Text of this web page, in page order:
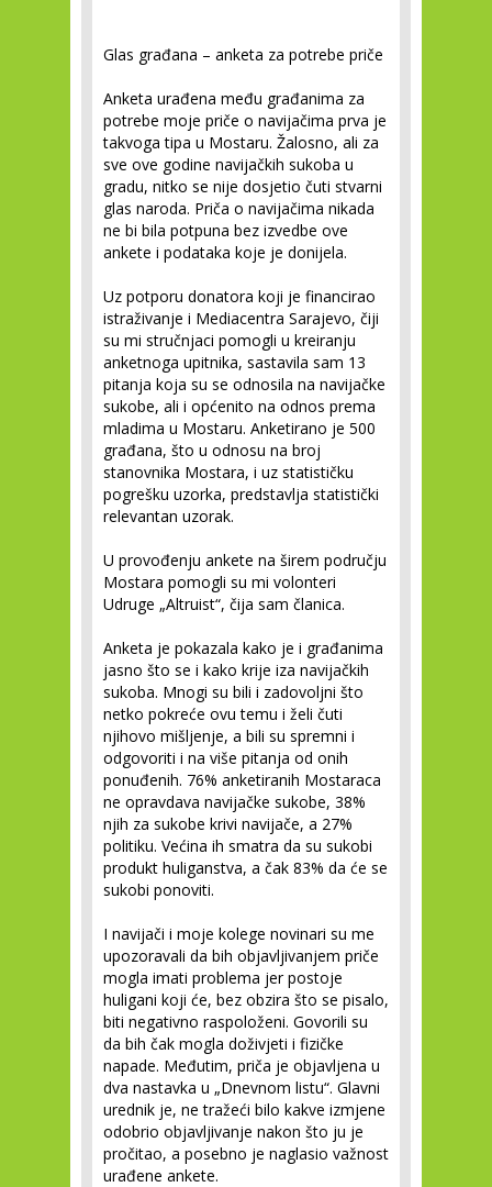
Glas građana – anketa za potrebe priče
Anketa urađena među građanima za
potrebe moje priče o navijačima prva je
takvoga tipa u Mostaru. Žalosno, ali za
sve ove godine navijačkih sukoba u
gradu, nitko se nije dosjetio čuti stvarni
glas naroda. Priča o navijačima nikada
ne bi bila potpuna bez izvedbe ove
ankete i podataka koje je donijela.
Uz potporu donatora koji je financirao
istraživanje i Mediacentra Sarajevo, čiji
su mi stručnjaci pomogli u kreiranju
anketnoga upitnika, sastavila sam 13
pitanja koja su se odnosila na navijačke
sukobe, ali i općenito na odnos prema
mladima u Mostaru. Anketirano je 500
građana, što u odnosu na broj
stanovnika Mostara, i uz statističku
pogrešku uzorka, predstavlja statistički
relevantan uzorak.
U provođenju ankete na širem području
Mostara pomogli su mi volonteri
Udruge „Altruist“, čija sam članica.
Anketa je pokazala kako je i građanima
jasno što se i kako krije iza navijačkih
sukoba. Mnogi su bili i zadovoljni što
netko pokreće ovu temu i želi čuti
njihovo mišljenje, a bili su spremni i
odgovoriti i na više pitanja od onih
ponuđenih. 76% anketiranih Mostaraca
ne opravdava navijačke sukobe, 38%
njih za sukobe krivi navijače, a 27%
politiku. Većina ih smatra da su sukobi
produkt huliganstva, a čak 83% da će se
sukobi ponoviti.
I navijači i moje kolege novinari su me
upozoravali da bih objavljivanjem priče
mogla imati problema jer postoje
huligani koji će, bez obzira što se pisalo,
biti negativno raspoloženi. Govorili su
da bih čak mogla doživjeti i fizičke
napade. Međutim, priča je objavljena u
dva nastavka u „Dnevnom listu“. Glavni
urednik je, ne tražeći bilo kakve izmjene
odobrio objavljivanje nakon što ju je
pročitao, a posebno je naglasio važnost
urađene ankete.